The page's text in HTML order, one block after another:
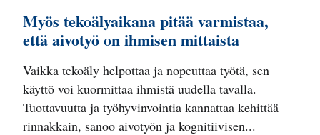
Myös tekoälyaikana pitää varmistaa,
että aivotyö on ihmisen mittaista
Vaikka tekoäly helpottaa ja nopeuttaa työtä, sen
käyttö voi kuormittaa ihmistä uudella tavalla.
Tuottavuutta ja työhyvinvointia kannattaa kehittää
rinnakkain, sanoo aivotyön ja kognitiivisen...